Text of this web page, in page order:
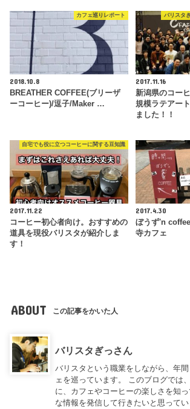
カフェ巡りレポート
2018.10.8
BREATHER COFFEE(ブリーザ
ーコーヒー)/逗子/Maker …
バリスタ
2017.11.16
新潟県のコー
規模ラテアー
ました！！
自宅でも役に立つコーヒーに関する豆知識
2017.11.22
コーヒー初心者向け。おすすめの
道具を現役バリスタが紹介しま
す！
2017.4.30
ぼうず'n
寺カフェ
ABOUT この記事をかいた人
バリスタぎっさん
バリスタという職業をしながら、年
ェを巡っています。 このブログでは
に、カフェやコーヒーの楽しさを知
な情報を発信して行きたいと思って